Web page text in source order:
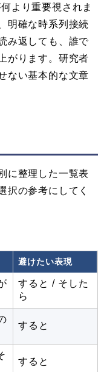
より重要視されま
明確な時系列接続
み返しても、誰で
がります。研究者
ない基本的な文章
に整理した一覧表
択の参考にしてく
避けたい表現
すると / そした
ら
すると
すると